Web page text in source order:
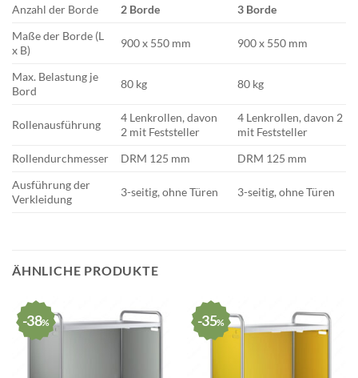
Anzahl der Borde 2 Borde
3 Borde
Maße der Borde (L
x B)
900 x 550 mm 900 x 550 mm
Max. Belastung je
Bord
80 kg 80 kg
Rollenausführung
4 Lenkrollen, davon
2 mit Feststeller
4 Lenkrollen, davon 2
mit Feststeller
Rollendurchmesser
DRM 125 mm
DRM 125 mm
Ausführung der
Verkleidung
3-seitig, ohne Türen 3-seitig, ohne Türen
ÄHNLICHE PRODUKTE
38% 35%